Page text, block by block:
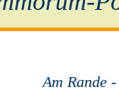
Am Rande